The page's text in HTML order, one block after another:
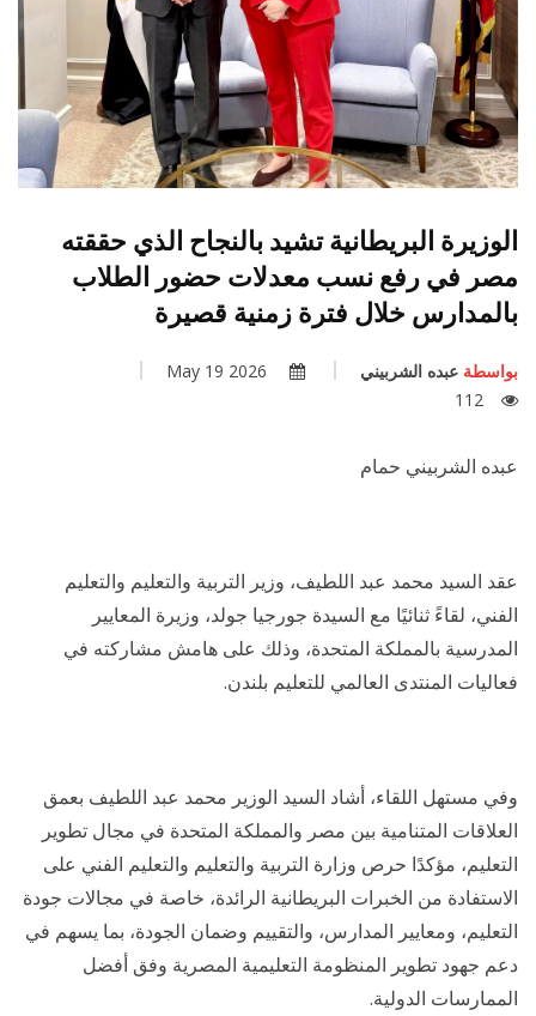
الوزيرة البريطانية تشيد بالنجاح الذي حققته
مصر في رفع نسب معدلات حضور الطلاب
بالمدارس خلال فترة زمنية قصيرة
بواسطة عبده الشربيني
112
عبده الشربيني حمام
عقد السيد محمد عبد اللطيف، وزير التربية والتعليم والتعليم
الفني، لقاءً ثنائيًا مع السيدة جورجيا جولد، وزيرة المعايير
المدرسية بالمملكة المتحدة، وذلك على هامش مشاركته في
فعاليات المنتدى العالمي للتعليم بلندن.
وفي مستهل اللقاء، أشاد السيد الوزير محمد عبد اللطيف بعمق
العلاقات المتنامية بين مصر والمملكة المتحدة في مجال تطوير
التعليم، مؤكدًا حرص وزارة التربية والتعليم والتعليم الفني على
الاستفادة من الخبرات البريطانية الرائدة، خاصة في مجالات جودة
التعليم، ومعايير المدارس، والتقييم وضمان الجودة، بما يسهم في
دعم جهود تطوير المنظومة التعليمية المصرية وفق أفضل
الممارسات الدولية.